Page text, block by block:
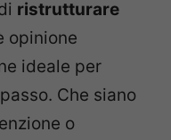
ristrutturare
opinione
ideale per
Che siano
o